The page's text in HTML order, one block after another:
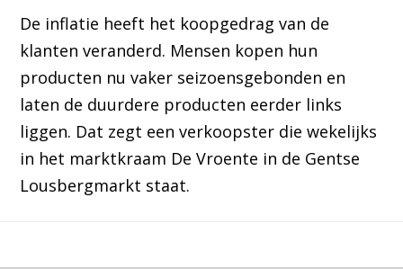
De inflatie heeft het koopgedrag van de
klanten veranderd. Mensen kopen hun
producten nu vaker seizoensgebonden en
laten de duurdere producten eerder links
liggen. Dat zegt een verkoopster die wekelijks
in het marktkraam De Vroente in de Gentse
Lousbergmarkt staat.